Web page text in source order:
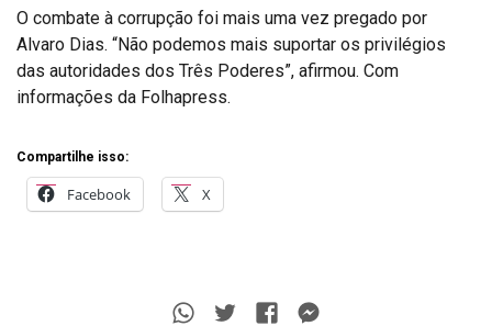
O combate à corrupção foi mais uma vez pregado por
Alvaro Dias. “Não podemos mais suportar os privilégios
das autoridades dos Três Poderes”, afirmou. Com
informações da Folhapress.
Compartilhe isso:
Facebook X
Whatsapp
TwitterFacebook